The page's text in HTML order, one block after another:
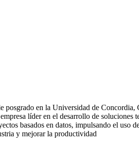
en la Universidad de Concordia,
líder en el desarrollo de soluciones
basados en datos, impulsando el uso
y mejorar la productividad